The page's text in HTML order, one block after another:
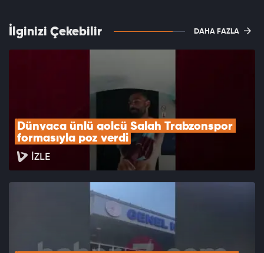
İlginizi Çekebilir DAHA FAZLA
Dünyaca ünlü golcü Salah Trabzonspor
formasıyla poz verdi
İZLE